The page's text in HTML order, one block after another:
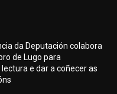
da Deputación colabora
de Lugo para
e dar a coñecer as